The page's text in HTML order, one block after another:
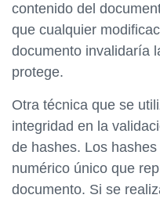
contenido del
que cualquier
documento invalidaría
protege.
Otra técnica que se
integridad en la
de hashes. Los
numérico único que
documento. Si se